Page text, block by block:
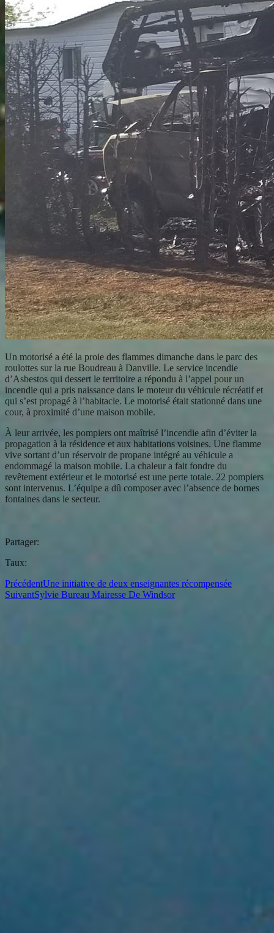
Un motorisé a été la proie des flammes dimanche dans le parc des
roulottes sur la rue Boudreau à Danville. Le service incendie
d’Asbestos qui dessert le territoire a répondu à l’appel pour un
incendie qui a pris naissance dans le moteur du véhicule récréatif et
qui s’est propagé à l’habitacle. Le motorisé était stationné dans une
cour, à proximité d’une maison mobile.
À leur arrivée, les pompiers ont maîtrisé l’incendie afin d’éviter la
propagation à la résidence et aux habitations voisines. Une flamme
vive sortant d’un réservoir de propane intégré au véhicule a
endommagé la maison mobile. La chaleur a fait fondre du
revêtement extérieur et le motorisé est une perte totale. 22 pompiers
sont intervenus. L’équipe a dû composer avec l’absence de bornes
fontaines dans le secteur.
Partager:
Taux:
PrécédentUne initiative de deux enseignantes récompensée
SuivantSylvie Bureau Mairesse De Windsor